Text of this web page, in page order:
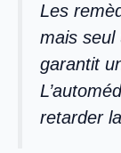
Les
mais seul
garantit
retarder